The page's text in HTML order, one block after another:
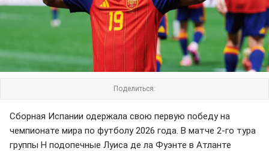
Поделиться:
Сборная Испании одержала свою первую победу на
чемпионате мира по футболу 2026 года. В матче 2-го тура
группы H подопечные Луиса де ла Фуэнте в Атланте